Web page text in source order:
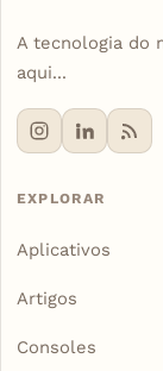
A tecnologia do
aqui...
EXPLORAR
Aplicativos
Artigos
Consoles